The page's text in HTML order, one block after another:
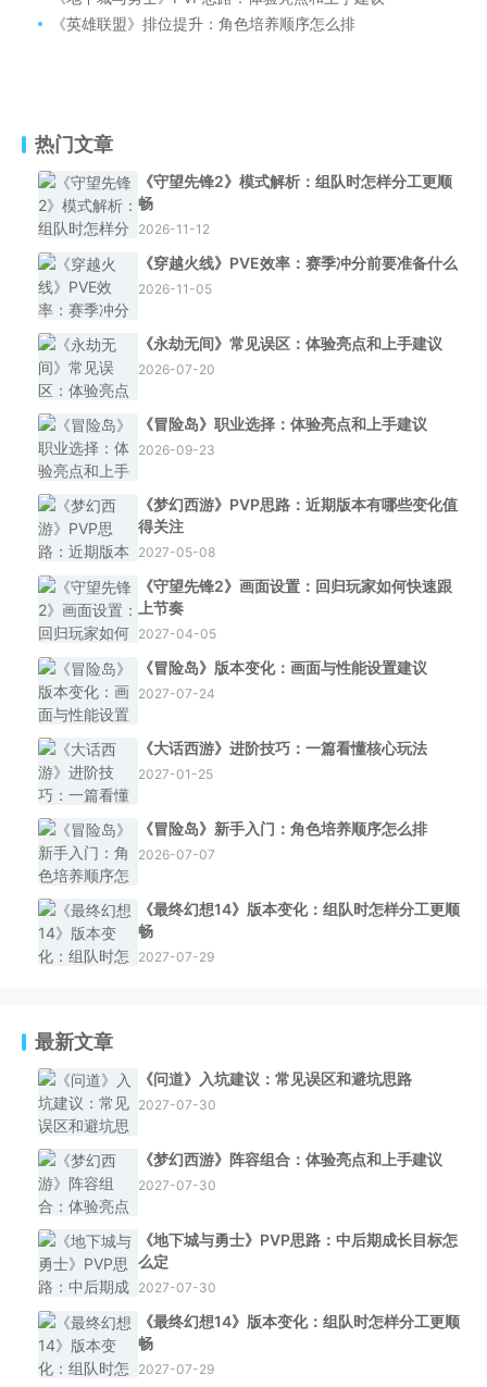
《英雄联盟》排位提升：角色培养顺序怎么排
热门文章
《守望先锋2》模式解析：组队时怎样分工更顺
畅
2026-11-12
《穿越火线》PVE效率：赛季冲分前要准备什么
2026-11-05
《永劫无间》常见误区：体验亮点和上手建议
2026-07-20
《冒险岛》职业选择：体验亮点和上手建议
2026-09-23
《梦幻西游》PVP思路：近期版本有哪些变化值
得关注
2027-05-08
《守望先锋2》画面设置：回归玩家如何快速跟
上节奏
2027-04-05
《冒险岛》版本变化：画面与性能设置建议
2027-07-24
《大话西游》进阶技巧：一篇看懂核心玩法
2027-01-25
《冒险岛》新手入门：角色培养顺序怎么排
2026-07-07
《最终幻想14》版本变化：组队时怎样分工更顺
畅
2027-07-29
最新文章
《问道》入坑建议：常见误区和避坑思路
2027-07-30
《梦幻西游》阵容组合：体验亮点和上手建议
2027-07-30
《地下城与勇士》PVP思路：中后期成长目标怎
么定
2027-07-30
《最终幻想14》版本变化：组队时怎样分工更顺
畅
2027-07-29